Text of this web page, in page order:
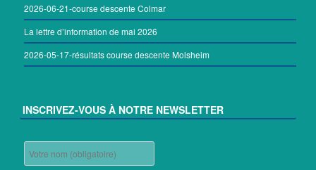
2026-06-21-course descente Colmar
La lettre d’information de mai 2026
2026-05-17-résultats course descente Molsheim
INSCRIVEZ-VOUS À NOTRE NEWSLETTER